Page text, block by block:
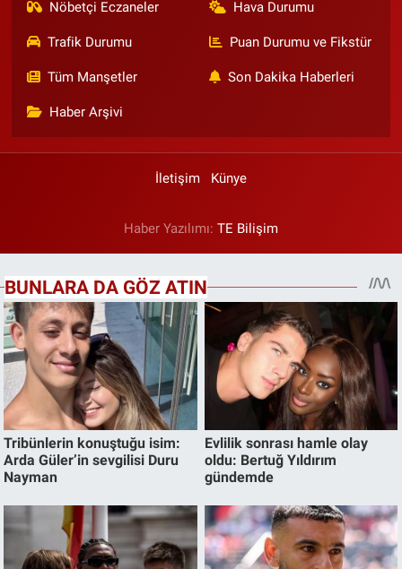
Nöbetçi Eczaneler Hava Durumu
Trafik Durumu Puan Durumu ve Fikstür
Tüm Manşetler Son Dakika Haberleri
Haber Arşivi
İletişim Künye
Haber Yazılımı: TE Bilişim